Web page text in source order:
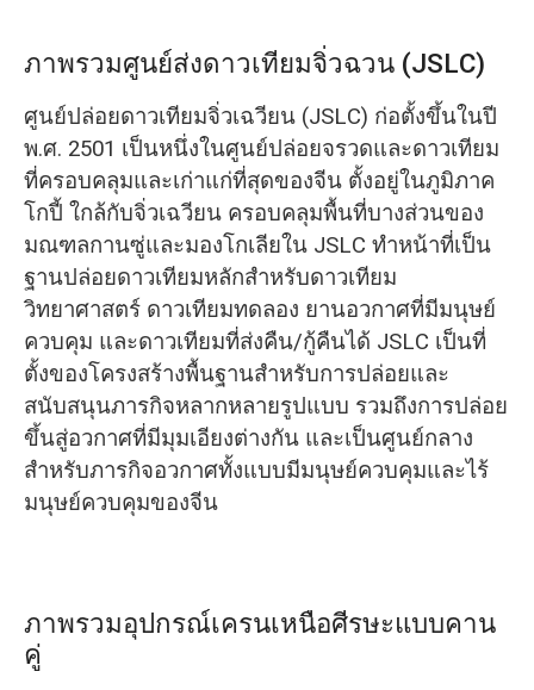
ภาพรวมศูนย์ส่งดาวเทียมจิ่วฉวน (JSLC)
ศูนย์ปล่อยดาวเทียมจิ่วเฉวียน (JSLC) ก่อตั้งขึ้นในปี
พ.ศ. 2501 เป็นหนึ่งในศูนย์ปล่อยจรวดและดาวเทียม
ที่ครอบคลุมและเก่าแก่ที่สุดของจีน ตั้งอยู่ในภูมิภาค
โกปี้ ใกล้กับจิ่วเฉวียน ครอบคลุมพื้นที่บางส่วนของ
มณฑลกานซู่และมองโกเลียใน JSLC ทำหน้าที่เป็น
ฐานปล่อยดาวเทียมหลักสำหรับดาวเทียม
วิทยาศาสตร์ ดาวเทียมทดลอง ยานอวกาศที่มีมนุษย์
ควบคุม และดาวเทียมที่ส่งคืน/กู้คืนได้ JSLC เป็นที่
ตั้งของโครงสร้างพื้นฐานสำหรับการปล่อยและ
สนับสนุนภารกิจหลากหลายรูปแบบ รวมถึงการปล่อย
ขึ้นสู่อวกาศที่มีมุมเอียงต่างกัน และเป็นศูนย์กลาง
สำหรับภารกิจอวกาศทั้งแบบมีมนุษย์ควบคุมและไร้
มนุษย์ควบคุมของจีน
ภาพรวมอุปกรณ์เครนเหนือศีรษะแบบคาน
คู่